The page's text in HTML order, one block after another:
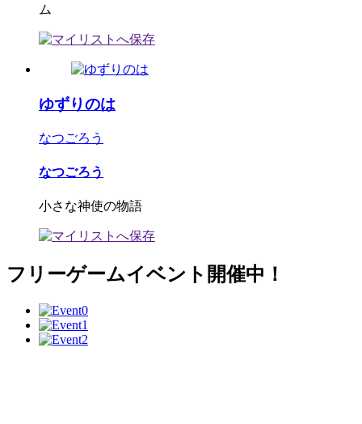
ム
ゆずりのは
なつごろう
なつごろう
小さな神使の物語
フリーゲームイベント開催中！